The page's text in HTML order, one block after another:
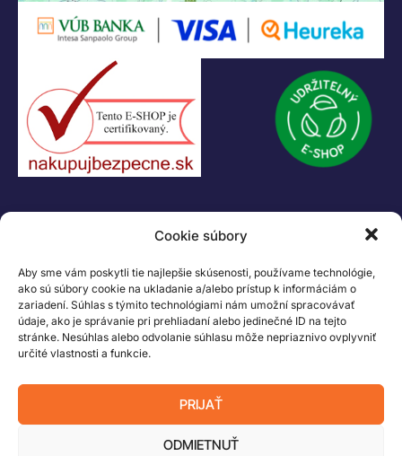
Cookie súbory
Aby sme vám poskytli tie najlepšie skúsenosti, používame technológie,
ako sú súbory cookie na ukladanie a/alebo prístup k informáciám o
zariadení. Súhlas s týmito technológiami nám umožní spracovávať
údaje, ako je správanie pri prehliadaní alebo jedinečné ID na tejto
stránke. Nesúhlas alebo odvolanie súhlasu môže nepriaznivo ovplyvniť
určité vlastnosti a funkcie.
PRIJAŤ
ODMIETNUŤ
+421 907 919 608
legacik@legacik.sk
Legáčik s.r.o
Hrnčiarska 2/A
04001 Košice
IČ DPH: SK2023978330